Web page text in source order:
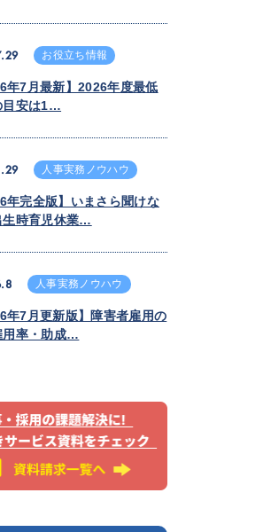
お役立ち情報
年7月最新】2026年度最低
目安は1…
人事実務ノウハウ
年完全版】いまさら聞けな
生時育児休業…
人事実務ノウハウ
年7月更新版】障害者雇用の
用率・助成…